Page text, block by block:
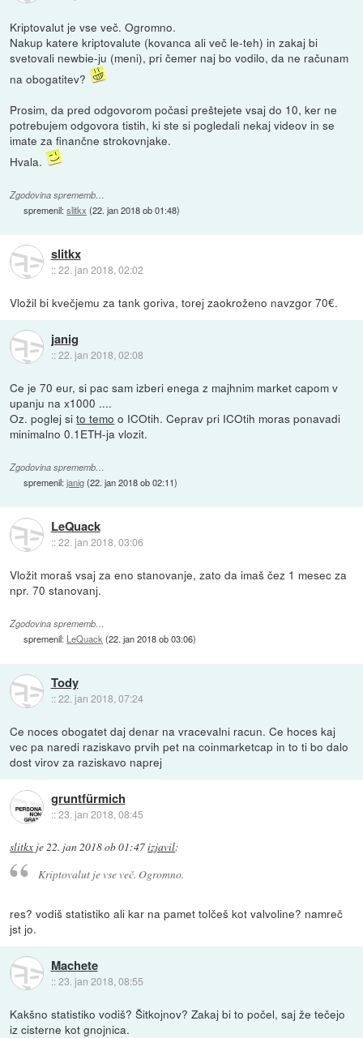
Kriptovalut je vse več. Ogromno.
Nakup katere kriptovalute (kovanca ali več le-teh) in zakaj bi
svetovali newbie-ju (meni), pri čemer naj bo vodilo, da ne računam
na obogatitev?
Prosim, da pred odgovorom počasi preštejete vsaj do 10, ker ne
potrebujem odgovora tistih, ki ste si pogledali nekaj videov in se
imate za finančne strokovnjake.
Hvala.
Zgodovina sprememb…
spremenil:slitkx (22. jan 2018 ob 01:48)
slitkx
::22. jan 2018, 02:02
Vložil bi kvečjemu za tank goriva, torej zaokroženo navzgor 70€.
janig
::22. jan 2018, 02:08
Ce je 70 eur, si pac sam izberi enega z majhnim market capom v
upanju na x1000 ....
Oz. poglej sito temo o ICOtih. Ceprav pri ICOtih moras ponavadi
minimalno 0.1ETH-ja vlozit.
Zgodovina sprememb…
spremenil:janig(22. jan 2018 ob 02:11)
LeQuack
::22. jan 2018, 03:06
Vložit moraš vsaj za eno stanovanje, zato da imaš čez 1 mesec za
npr. 70 stanovanj.
Zgodovina sprememb…
spremenil: LeQuack (22. jan 2018 ob 03:06)
Tody
::22. jan 2018, 07:24
Ce noces obogatet daj denar na vracevalni racun. Ce hoces kaj
vec pa naredi raziskavo prvih pet na coinmarketcap in to ti bo dalo
dost virov za raziskavo naprej
gruntfürmich
::23. jan 2018, 08:45
slitkx je22. jan 2018 ob 01:47izjavil:
Kriptovalut je vse več. Ogromno.
res? vodiš statistiko ali kar na pamet tolčeš kot valvoline? namreč
jst jo.
Machete
::23. jan 2018, 08:55
Kakšno statistiko vodiš? Šitkojnov? Zakaj bi to počel, saj že tečejo
iz cisterne kot gnojnica.